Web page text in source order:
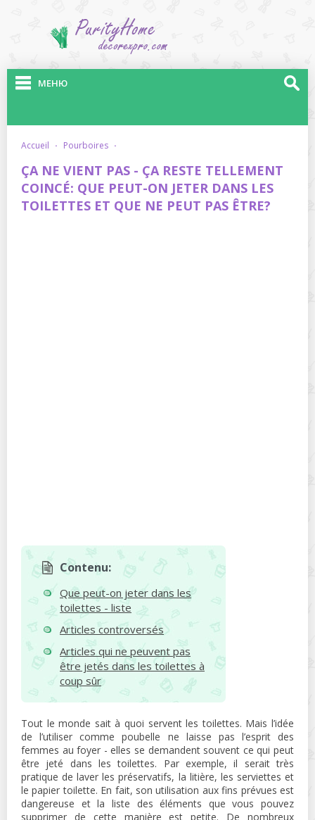
МЕНЮ
accueil · pourboires ·
ÇA NE VIENT PAS - ÇA RESTE TELLEMENT
COINCÉ: QUE PEUT-ON JETER DANS LES
TOILETTES ET QUE NE PEUT PAS ÊTRE?
Contenu:
Que peut-on jeter dans les
toilettes - liste
Articles controversés
Articles qui ne peuvent pas
être jetés dans les toilettes à
coup sûr
Tout le monde sait à quoi servent les toilettes. Mais l’idée
de l’utiliser comme poubelle ne laisse pas l’esprit des
femmes au foyer - elles se demandent souvent ce qui peut
être jeté dans les toilettes. Par exemple, il serait très
pratique de laver les préservatifs, la litière, les serviettes et
le papier toilette. En fait, son utilisation aux fins prévues est
dangereuse et la liste des éléments que vous pouvez
supprimer de cette manière est petite. De nombreux